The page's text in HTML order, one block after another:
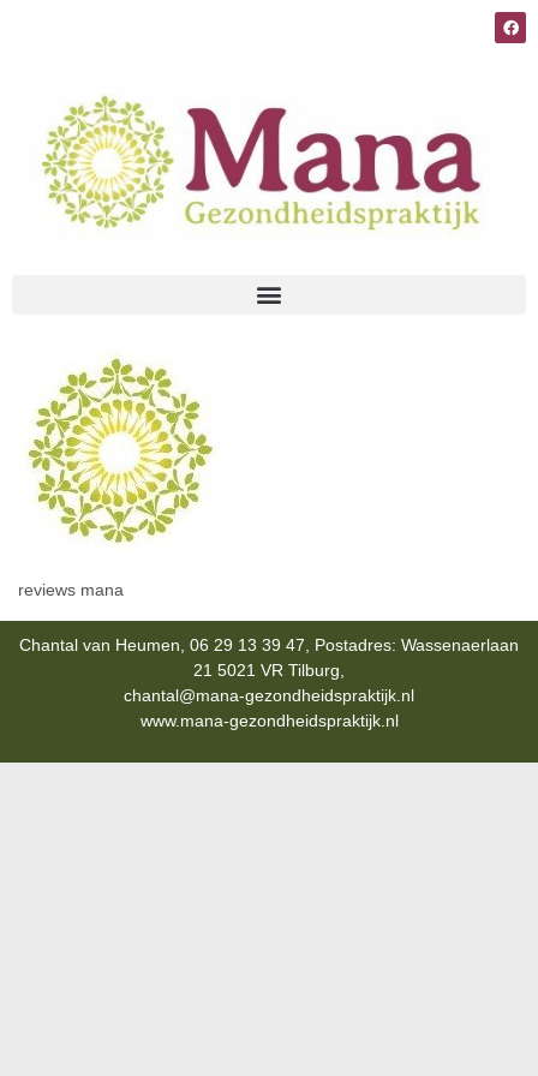
reviews mana
Chantal van Heumen, 06 29 13 39 47, Postadres: Wassenaerlaan
21 5021 VR Tilburg,
chantal@mana-gezondheidspraktijk.nl
www.mana-gezondheidspraktijk.nl